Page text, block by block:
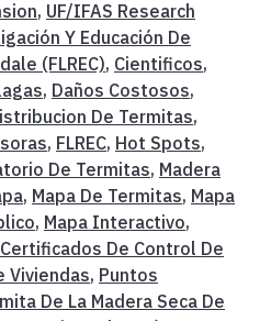
, UF/IFAS Research
Y Educación De
(FLREC), Cientificos,
, Daños Costosos,
De Termitas,
, FLREC, Hot Spots,
De Termitas, Madera
, Mapa De Termitas, Mapa
, Mapa Interactivo,
De Control De
Viviendas, Puntos
De La Madera Seca De